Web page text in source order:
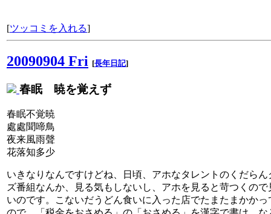
[ツッコミを入れる]
20090904 Fri [長年日記]
春眠 暁を覚えず
春眠不覚暁
處處聞啼鳥
夜来風雨聲
花落知多少
いきなりなんですけどね、日頃、アホなタレントのくだらん
ズ番組なんか、見る気もしないし、アホを見ると苛つくので
いのです。こないだうどん食いに入った店でたまたまかかっ